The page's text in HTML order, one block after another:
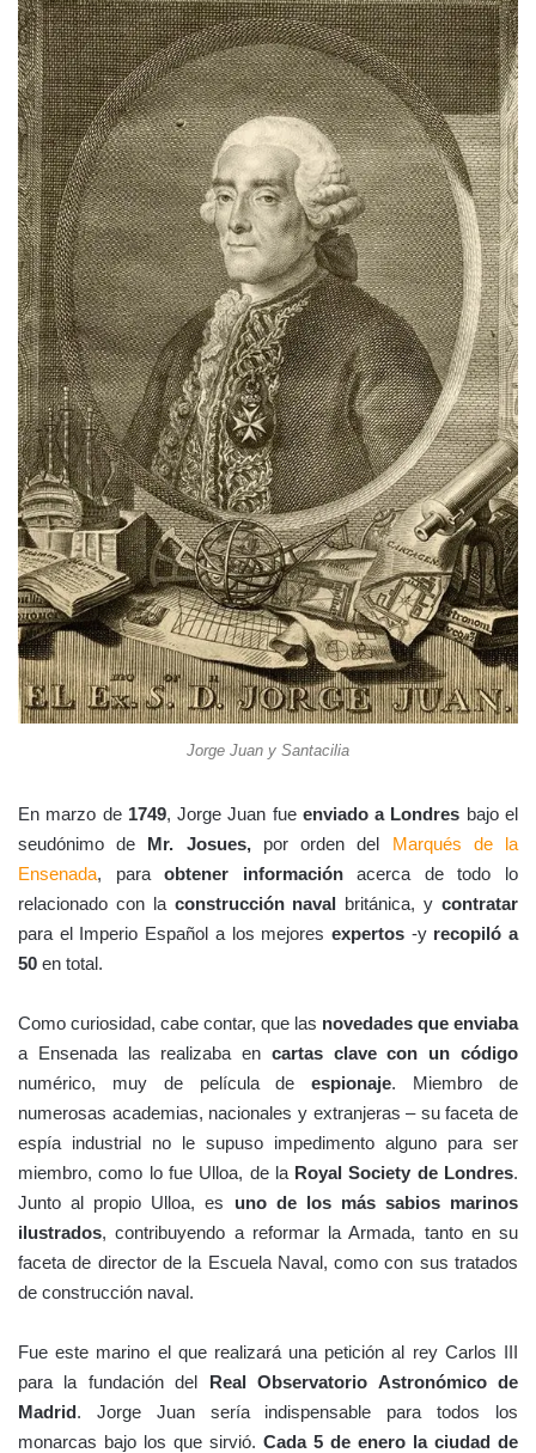
Jorge Juan y Santacilia
En marzo de 1749, Jorge Juan fue enviado a Londres bajo el
seudónimo de Mr. Josues,por orden del Marqués de la
Ensenada, paraobtener informaciónacerca de todo lo
relacionado con la construcción naval británica, ycontratar
para el Imperio Español a los mejores expertos-yrecopiló a
50 en total.
Como curiosidad, cabe contar, que las novedades que enviaba
a Ensenada las realizaba en cartas clave con un código
numérico, muy de película deespionaje. Miembro de
numerosas academias, nacionales y extranjeras – su faceta de
espía industrial no le supuso impedimento alguno para ser
miembro, como lo fue Ulloa, de la Royal Society de Londres.
Junto al propio Ulloa, es uno de los más sabios marinos
ilustrados, contribuyendo a reformar la Armada, tanto en su
faceta de director de la Escuela Naval, como con sus tratados
de construcción naval.
Fue este marino el que realizará una petición al rey Carlos III
para la fundación del Real Observatorio Astronómico de
Madrid. Jorge Juan sería indispensable para todos los
monarcas bajo los que sirvió. Cada 5 de enero la ciudad de